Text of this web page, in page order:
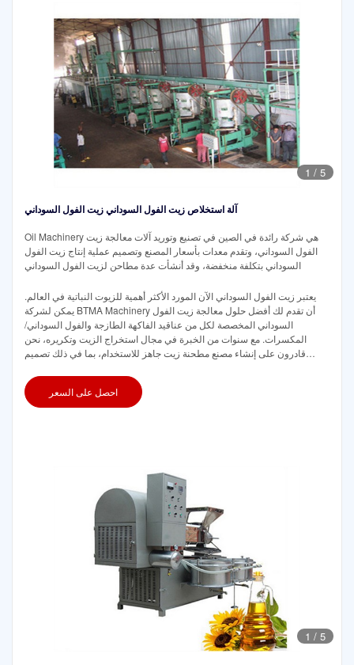
1 / 5
آلة استخلاص زيت الفول السوداني زيت الفول السوداني
Oil Machinery هي شركة رائدة في الصين في تصنيع وتوريد آلات معالجة زيت
الفول السوداني، وتقدم معدات بأسعار المصنع وتصميم عملية إنتاج زيت الفول
السوداني بتكلفة منخفضة، وقد أنشأت عدة مطاحن لزيت الفول السوداني
يعتبر زيت الفول السوداني الآن المورد الأكثر أهمية للزيوت النباتية في العالم.
يمكن لشركة BTMA Machinery أن تقدم لك أفضل حلول معالجة زيت الفول
السوداني المخصصة لكل من عناقيد الفاكهة الطازجة والفول السوداني/
المكسرات. مع سنوات من الخبرة في مجال استخراج الزيت وتكريره، نحن
قادرون على إنشاء مصنع مطحنة زيت جاهز للاستخدام، بما في ذلك تصميم
احصل على السعر
1 / 5